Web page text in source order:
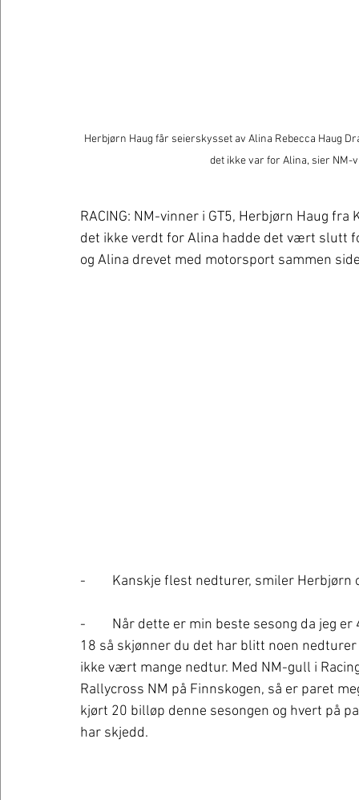
Herbjørn Haug får seierskysset av Alina Rebecca Haug
det ikke var for Alina, sier NM-
RACING: NM-vinner i GT5, Herbjørn Haug
det ikke verdt for Alina hadde det vært slutt
og Alina drevet med motorsport sammen
-	Kanskje flest nedturer, smiler
-	Når dette er min beste sesong da jeg er 47 år, og har holdt på med motorsport siden jeg var
18 så skjønner du det har blitt noen
ikke vært mange nedtur. Med NM-gull i
Rallycross NM på Finnskogen, så er paret
kjørt 20 billøp denne sesongen og hvert på
har skjedd.